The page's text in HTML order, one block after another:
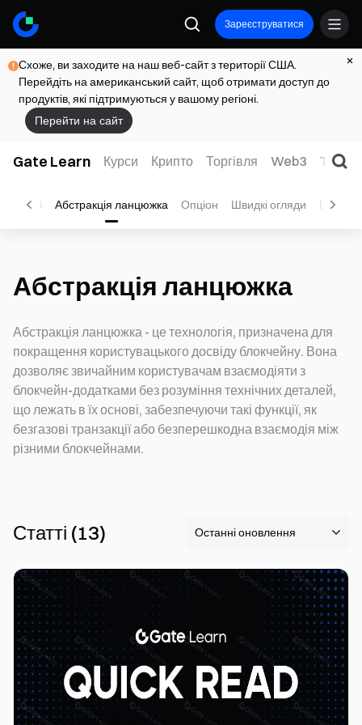
Зареєструватися
Схоже, ви заходите на наш веб-сайт з території США.
Перейдіть на американський сайт, щоб отримати доступ до
продуктів, які підтримуються у вашому регіоні.
Перейти на сайт
Gate Learn Курси Крипто Торгівля Web3 TradFi
Sui Абстракція ланцюжка Опціон Швидкі огляди Відео
Абстракція ланцюжка
Абстракція ланцюжка - це технологія, призначена для
покращення користувацького досвіду блокчейну. Вона
дозволяє звичайним користувачам взаємодіяти з
блокчейн-додатками без розуміння технічних деталей,
що лежать в їх основі, забезпечуючи такі функції, як
безгазові транзакції або безперешкодна взаємодія між
різними блокчейнами.
Статті (13)